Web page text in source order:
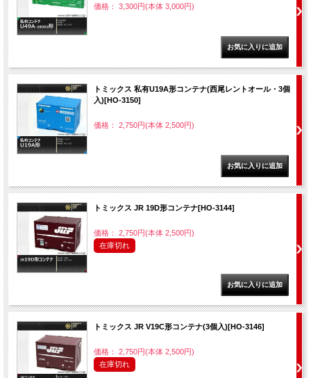
価格： 3,300円(本体 3,000円)
トミックス 私有U19A形コンテナ(西尾レントオール・3個
入)[HO-3150]
価格： 2,750円(本体 2,500円)
トミックス JR 19D形コンテナ[HO-3144]
価格： 2,750円(本体 2,500円)
在庫切れ
トミックス JR V19C形コンテナ(3個入)[HO-3146]
価格： 2,750円(本体 2,500円)
在庫切れ